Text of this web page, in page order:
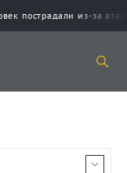
пострадали из-за